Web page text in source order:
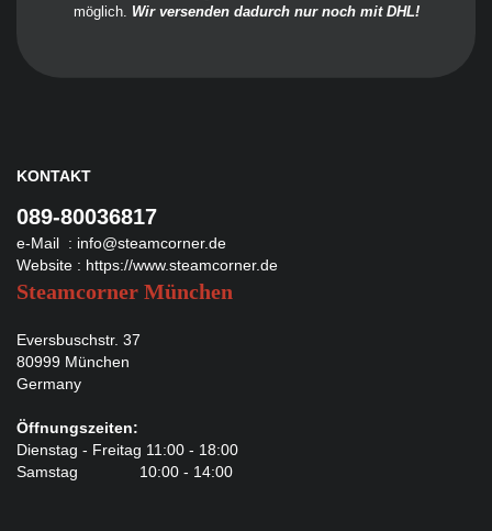
möglich. Wir versenden dadurch nur noch mit DHL!
KONTAKT
089-80036817
e-Mail : info@steamcorner.de
Website : https://www.steamcorner.de
Steamcorner München
Eversbuschstr. 37
80999 München
Germany
Öffnungszeiten:
Dienstag - Freitag 11:00 - 18:00
Samstag 10:00 - 14:00